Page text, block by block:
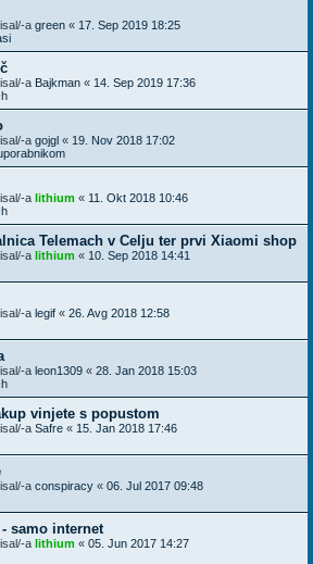
a green « 17. Sep 2019 18:25
a Bajkman « 14. Sep 2019 17:36
a gojgl « 19. Nov 2018 17:02
a lithium « 11. Okt 2018 10:46
Telemach v Celju ter prvi Xiaomi shop
a lithium « 10. Sep 2018 14:41
a legif « 26. Avg 2018 12:58
a leon1309 « 28. Jan 2018 15:03
vinjete s popustom
a Safre « 15. Jan 2018 17:46
a conspiracy « 06. Jul 2017 09:48
samo internet
a lithium « 05. Jun 2017 14:27